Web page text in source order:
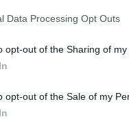
Data Processing Opt Outs
opt-out of the Sharing of my
opt-out of the Sale of my
njegovo dodavanje
ojačajte svoje
UTC
za one koji žele
za stepenice,
zdravlje
Kako